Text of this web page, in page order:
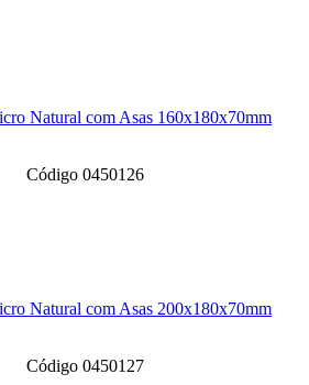
Natural com Asas 160x180x70mm
Código 0450126
Natural com Asas 200x180x70mm
Código 0450127